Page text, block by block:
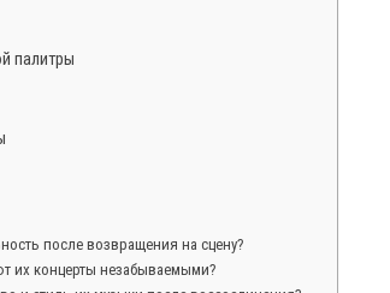
палитры
после возвращения на сцену?
их концерты незабываемыми?